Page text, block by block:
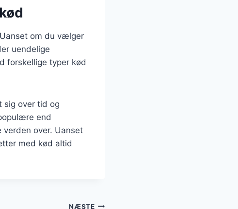
om du vælger
uendelige
forskellige typer kød
sig over tid og
end
over. Uanset
med kød altid
NÆSTE